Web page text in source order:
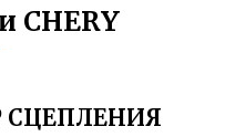
CHERY